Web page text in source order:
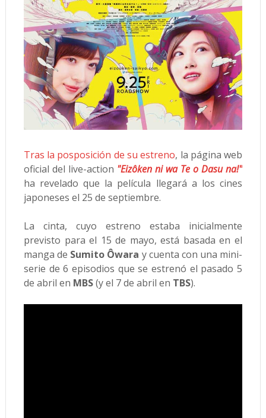
Tras la posposición de su estreno, la página web
oficial del live-action "Eizôken ni wa Te o Dasu na!"
ha revelado que la película llegará a los cines
japoneses el 25 de septiembre.
La cinta, cuyo estreno estaba inicialmente
previsto para el 15 de mayo, está basada en el
manga de Sumito Ôwara y cuenta con una mini-
serie de 6 episodios que se estrenó el pasado 5
de abril en MBS(y el 7 de abril en TBS).